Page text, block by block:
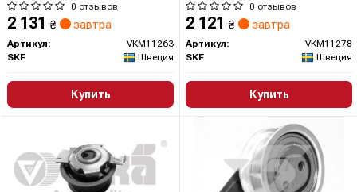
0 отзывов
2 131 ₴ завтра
Артикул:
VKM11263
SKF
Швеция
Купить
0 отзывов
2 121 ₴ завтра
Артикул:
VKM11278
SKF
Швеция
Купить